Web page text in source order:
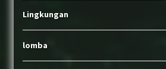
Lingkungan
lomba